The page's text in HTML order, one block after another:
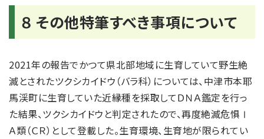
８ その他特筆すべき事項について
2021年の報告でかつて県北部地域に生育していて野生絶
滅とされたツクシカイドウ（バラ科）については、中津市本耶
馬渓町に生育していた近縁種を採取してＤＮＡ鑑定を行っ
た結果、ツクシカイドウと判定されたので、再度絶滅危惧Ⅰ
Ａ類（ＣＲ）として登載した。生育環境、生育地が限られてい